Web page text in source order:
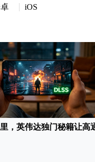
iOS
，英伟达独门秘籍让高